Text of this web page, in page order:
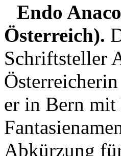
Endo
Österreich).
Schriftsteller
er in Bern
Abkürzung